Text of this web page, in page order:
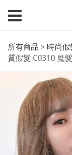
全頂
浪中長
C0310
所有商品 > 時尚假
質假髮 C0310 魔